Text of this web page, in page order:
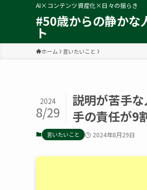
AI×コンテンツ資産化×日々の揺らき
#50歳からの静かな
ト
ホーム 言いたいこと
説明が苦手
手の責任が9
2024
8/29
言いたいこと 2024年8月29日